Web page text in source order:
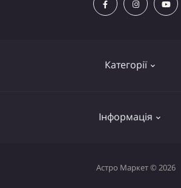
Категорії
Лупи та лінзи
Інформація
Політика конфіденційності
Астро Маркет © 2026